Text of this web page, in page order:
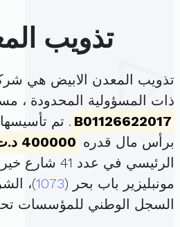
تذويب
تذويب المعدن الابيض هي
ذات المسؤولية المحدودة ،
B01126622017
برأس مال قدره 400000 د.ت
مونبليزير باب بحر (1073)،
السجل الوطني للمؤسسات